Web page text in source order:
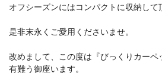
オフシーズンにはコンパクトに収納して
是非末永くご愛用くださいませ。
改めまして、この度は『びっくりカーペ
有難う御座います。